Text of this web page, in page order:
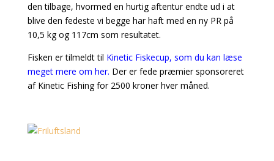
den tilbage, hvormed en hurtig aftentur endte ud i at
blive den fedeste vi begge har haft med en ny PR på
10,5 kg og 117cm som resultatet.
Fisken er tilmeldt til Kinetic Fiskecup, som du kan læse
meget mere om her. Der er fede præmier sponsoreret
af Kinetic Fishing for 2500 kroner hver måned.